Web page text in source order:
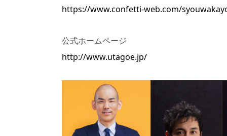
https://www.confetti-web.com/
公式ホームページ
http://www.utagoe.jp/